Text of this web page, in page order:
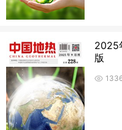
2025
版